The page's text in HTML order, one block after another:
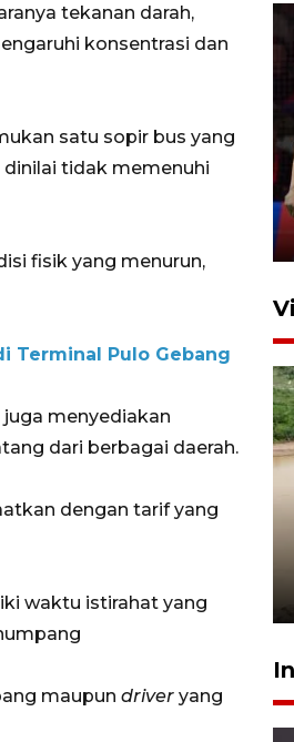
tekanan darah,
konsentrasi dan
satu sopir bus yang
tidak memenuhi
fisik yang menurun,
Terminal Pulo Gebang
menyediakan
dari berbagai daerah.
dengan tarif yang
waktu istirahat yang
maupun driver yang
2026, ajang
masyarakat dan
budaya di
striker